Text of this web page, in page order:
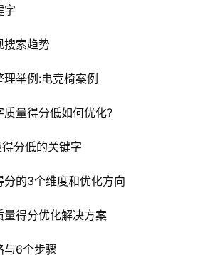
字
搜索趋势
举例:电竞椅案例
量得分低如何优化?
分低的关键字
的3个维度和优化方向
得分优化解决方案
与6个步骤